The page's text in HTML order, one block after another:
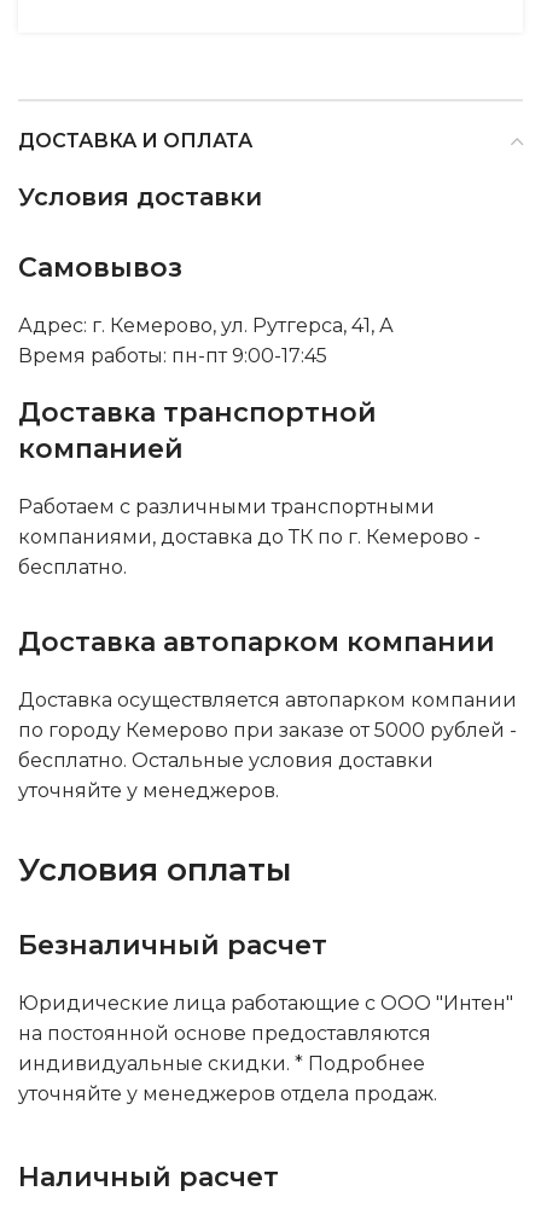
ДОСТАВКА И ОПЛАТА
Условия доставки
Самовывоз
Адрес: г. Кемерово, ул. Рутгерса, 41, А
Время работы: пн-пт 9:00-17:45
Доставка транспортной
компанией
Работаем с различными транспортными
компаниями, доставка до ТК по г. Кемерово -
бесплатно.
Доставка автопарком компании
Доставка осуществляется автопарком компании
по городу Кемерово при заказе от 5000 рублей -
бесплатно. Остальные условия доставки
уточняйте у менеджеров.
Условия оплаты
Безналичный расчет
Юридические лица работающие с ООО "Интен"
на постоянной основе предоставляются
индивидуальные скидки. * Подробнее
уточняйте у менеджеров отдела продаж.
Наличный расчет